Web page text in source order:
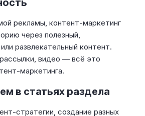
рекламы, контент-маркетинг
через полезный,
развлекательный контент.
видео — всё это
маркетинга.
в статьях раздела
стратегии, создание разных